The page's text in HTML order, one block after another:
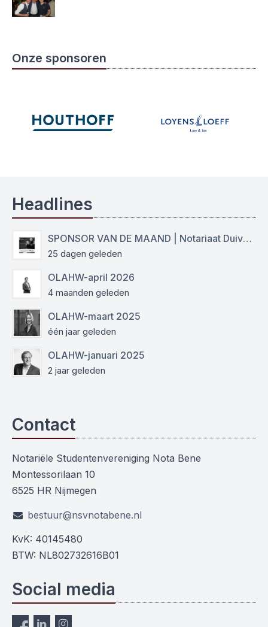
Onze sponsoren
Headlines
SPONSOR VAN DE MAAND | Notariaat Duiven Westervoort
25 dagen geleden
OLAHW-april 2026
4 maanden geleden
OLAHW-maart 2025
één jaar geleden
OLAHW-januari 2025
2 jaar geleden
Contact
Notariële Studentenvereniging Nota Bene
Montessorilaan 10
6525 HR Nijmegen
bestuur@nsvnotabene.nl
KvK: 40145480
BTW: NL802732616B01
Social media